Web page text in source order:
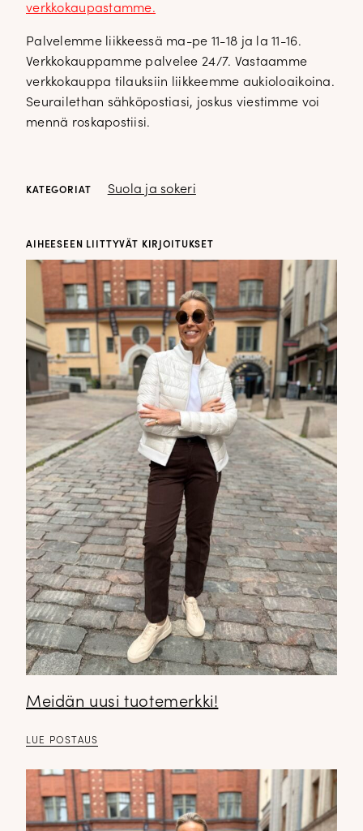
verkkokaupastamme.
Palvelemme liikkeessä ma-pe 11-18 ja la 11-16.
Verkkokauppamme palvelee 24/7. Vastaamme
verkkokauppa tilauksiin liikkeemme aukioloaikoina.
Seurailethan sähköpostiasi, joskus viestimme voi
mennä roskapostiisi.
KATEGORIAT Suola ja sokeri
AIHEESEEN LIITTYVÄT KIRJOITUKSET
Meidän uusi tuotemerkki!
LUE POSTAUS